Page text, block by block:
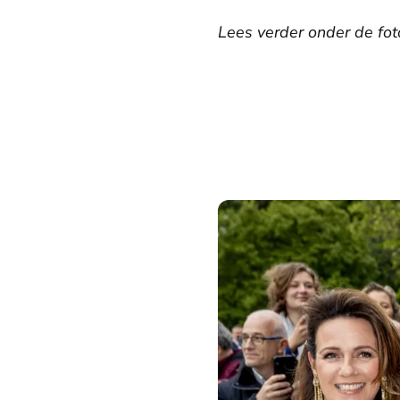
Lees verder onder de